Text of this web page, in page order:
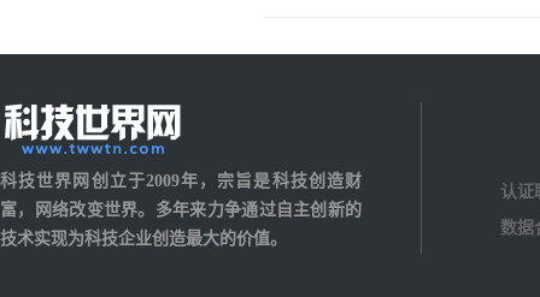
科技世界网创立于2009年，宗旨是科技创造财
富，网络改变世界。多年来力争通过自主创新的
技术实现为科技企业创造最大的价值。
认证
数据